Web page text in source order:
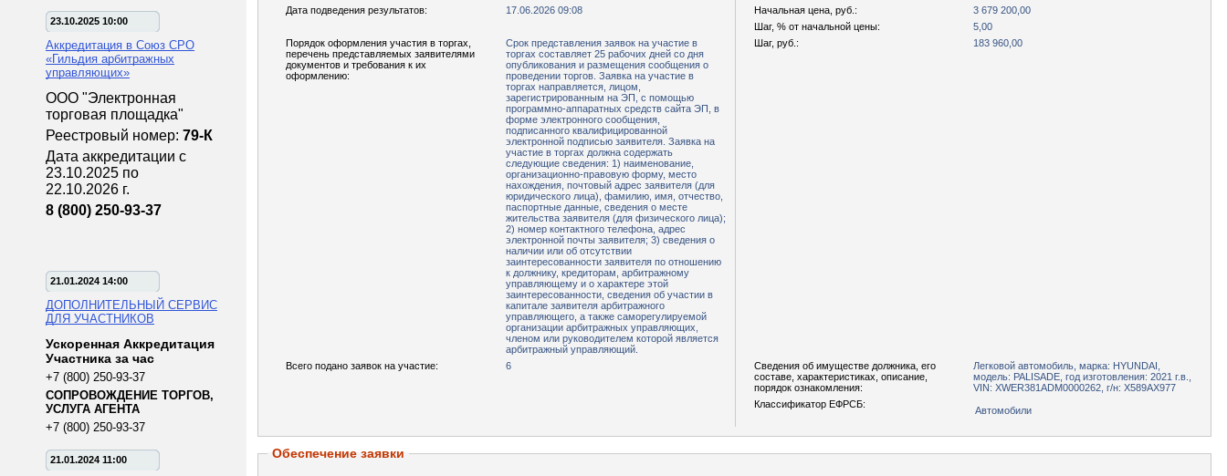
23.10.2025 10:00
Аккредитация в Союз СРО
«Гильдия арбитражных
управляющих»
ООО "Электронная
торговая площадка"
Реестровый номер: 79-К
Дата аккредитации с
23.10.2025 по
22.10.2026 г.
8 (800) 250-93-37
21.01.2024 14:00
ДОПОЛНИТЕЛЬНЫЙ СЕРВИС
ДЛЯ УЧАСТНИКОВ
Ускоренная Аккредитация
Участника за час
+7 (800) 250-93-37
СОПРОВОЖДЕНИЕ ТОРГОВ,
УСЛУГА АГЕНТА
+7 (800) 250-93-37
21.01.2024 11:00
Дата подведения результатов: 17.06.2026 09:08 Начальная цена, руб.:
3 679 200,00
Шаг, % от начальной цены:
5,00
Порядок оформления участия в торгах,
перечень представляемых заявителями
документов и требования к их
оформлению:
Срок представления заявок на участие в
торгах составляет 25 рабочих дней со дня
опубликования и размещения сообщения о
проведении торгов. Заявка на участие в
торгах направляется, лицом,
зарегистрированным на ЭП, с помощью
программно-аппаратных средств сайта ЭП, в
форме электронного сообщения,
подписанного квалифицированной
электронной подписью заявителя. Заявка на
участие в торгах должна содержать
следующие сведения: 1) наименование,
организационно-правовую форму, место
нахождения, почтовый адрес заявителя (для
юридического лица), фамилию, имя, отчество,
паспортные данные, сведения о месте
жительства заявителя (для физического лица);
2) номер контактного телефона, адрес
электронной почты заявителя; 3) сведения о
наличии или об отсутствии
заинтересованности заявителя по отношению
к должнику, кредиторам, арбитражному
управляющему и о характере этой
заинтересованности, сведения об участии в
капитале заявителя арбитражного
управляющего, а также саморегулируемой
организации арбитражных управляющих,
членом или руководителем которой является
арбитражный управляющий.
Шаг, руб.: 183 960,00
Всего подано заявок на участие: 6
Сведения об имуществе должника, его
составе, характеристиках, описание,
порядок ознакомления:
Легковой автомобиль, марка: HYUNDAI,
модель: PALISADE, год изготовления: 2021 г.в.,
VIN: XWER381ADM0000262, г/н: Х589АХ977
Классификатор ЕФРСБ:
Автомобили
Обеспечение заявки